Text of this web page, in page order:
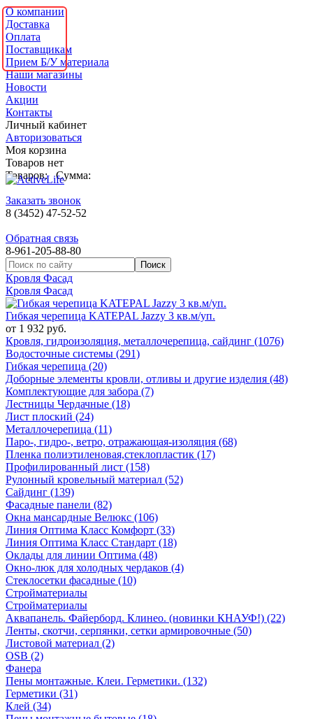
О компании
Доставка
Оплата
Поставщикам
Прием Б/У материала
Наши магазины
Новости
Акции
Контакты
Личный кабинет
Авторизоваться
Моя корзина
Товаров нет
Товаров: Сумма:
Заказать звонок
8 (3452) 47-52-52
Обратная связь
8-961-205-88-80
Кровля Фасад
Кровля Фасад
Гибкая черепица KATEPAL Jazzy 3 кв.м/уп.
от 1 932 руб.
Кровля, гидроизоляция, металлочерепица, сайдинг (1076)
Водосточные системы (291)
Гибкая черепица (20)
Доборные элементы кровли, отливы и другие изделия (48)
Комплектующие для забора (7)
Лестницы Чердачные (18)
Лист плоский (24)
Металлочерепица (11)
Паро-, гидро-, ветро, отражающая-изоляция (68)
Пленка полиэтиленовая,стеклопластик (17)
Профилированный лист (158)
Рулонный кровельный материал (52)
Сайдинг (139)
Фасадные панели (82)
Окна мансардные Велюкс (106)
Линия Оптима Класс Комфорт (33)
Линия Оптима Класс Стандарт (18)
Оклады для линии Оптима (48)
Окно-люк для холодных чердаков (4)
Стеклосетки фасадные (10)
Стройматериалы
Стройматериалы
Аквапанель. Файерборд. Клинео. (новинки КНАУФ!) (22)
Ленты, скотчи, серпянки, сетки армировочные (50)
Листовой материал (2)
OSB (2)
Фанера
Пены монтажные. Клеи. Герметики. (132)
Герметики (31)
Клей (34)